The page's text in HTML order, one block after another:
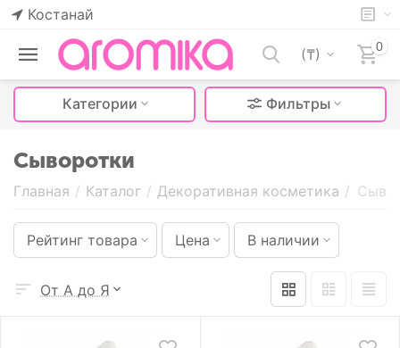
Костанай
(₸) 0
Категории Фильтры
Сыворотки
Главная / Каталог / Декоративная косметика /
Рейтинг товара Цена В наличии
От А до Я